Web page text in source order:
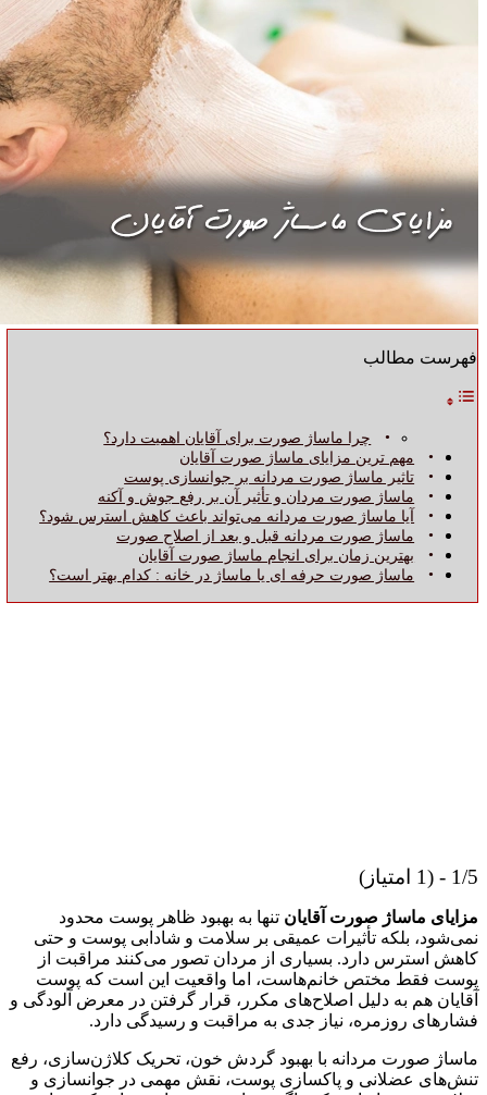
فهرست مطالب
چرا ماساژ صورت برای آقایان اهمیت دارد؟
مهم‌ ترین مزایای ماساژ صورت آقایان
تاثیر ماساژ صورت مردانه بر جوانسازی پوست
ماساژ صورت مردان و تأثیر آن بر رفع جوش و آکنه
آیا ماساژ صورت مردانه می‌تواند باعث کاهش استرس شود؟
ماساژ صورت مردانه قبل و بعد از اصلاح صورت
بهترین زمان برای انجام ماساژ صورت آقایان
ماساژ صورت حرفه‌ ای یا ماساژ در خانه : کدام بهتر است؟
1/5 - (1 امتیاز)
مزایای ماساژ صورت آقایان تنها به بهبود ظاهر پوست محدود
نمی‌شود، بلکه تأثیرات عمیقی بر سلامت و شادابی پوست و حتی
کاهش استرس دارد. بسیاری از مردان تصور می‌کنند مراقبت از
پوست فقط مختص خانم‌هاست، اما واقعیت این است که پوست
آقایان هم به دلیل اصلاح‌های مکرر، قرار گرفتن در معرض آلودگی و
فشارهای روزمره، نیاز جدی به مراقبت و رسیدگی دارد.
ماساژ صورت مردانه با بهبود گردش خون، تحریک کلاژن‌سازی، رفع
تنش‌های عضلانی و پاکسازی پوست، نقش مهمی در جوانسازی و